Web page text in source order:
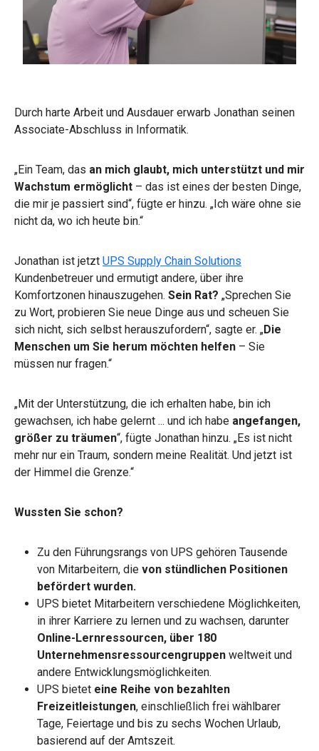
Durch harte Arbeit und Ausdauer erwarb Jonathan seinen
Associate-Abschluss in Informatik.
„Ein Team, das an mich glaubt, mich unterstützt und mir
Wachstum ermöglicht – das ist eines der besten Dinge,
die mir je passiert sind“, fügte er hinzu. „Ich wäre ohne sie
nicht da, wo ich heute bin.“
Jonathan ist jetzt UPS Supply Chain Solutions
Kundenbetreuer und ermutigt andere, über ihre
Komfortzonen hinauszugehen. Sein Rat? „Sprechen Sie
zu Wort, probieren Sie neue Dinge aus und scheuen Sie
sich nicht, sich selbst herauszufordern“, sagte er. „Die
Menschen um Sie herum möchten helfen – Sie
müssen nur fragen.“
„Mit der Unterstützung, die ich erhalten habe, bin ich
gewachsen, ich habe gelernt ... und ich habe angefangen,
größer zu träumen“, fügte Jonathan hinzu. „Es ist nicht
mehr nur ein Traum, sondern meine Realität. Und jetzt ist
der Himmel die Grenze.“
Wussten Sie schon?
Zu den Führungsrangs von UPS gehören Tausende
von Mitarbeitern, die von stündlichen Positionen
befördert wurden.
UPS bietet Mitarbeitern verschiedene Möglichkeiten,
in ihrer Karriere zu lernen und zu wachsen, darunter
Online-Lernressourcen, über 180
Unternehmensressourcengruppen weltweit und
andere Entwicklungsmöglichkeiten.
UPS bietet eine Reihe von bezahlten
Freizeitleistungen, einschließlich frei wählbarer
Tage, Feiertage und bis zu sechs Wochen Urlaub,
basierend auf der Amtszeit.